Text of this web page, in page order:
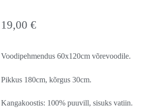
19,00 €
Voodipehmendus 60x120cm võrevoodile.
Pikkus 180cm, kõrgus 30cm.
Kangakoostis: 100% puuvill, sisuks vatiin.